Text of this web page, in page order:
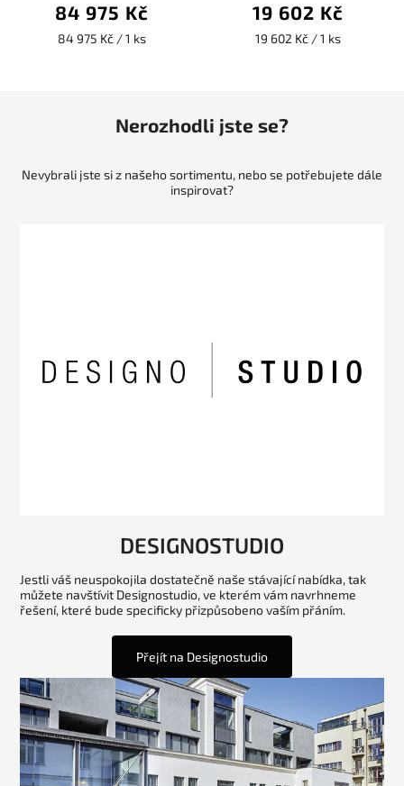
84 975 Kč
84 975 Kč / 1 ks
19 602 Kč
19 602 Kč / 1 ks
Nerozhodli jste se?
Nevybrali jste si z našeho sortimentu, nebo se potřebujete dále
inspirovat?
DESIGNOSTUDIO
Jestli váš neuspokojila dostatečně naše stávající nabídka, tak
můžete navštívit Designostudio, ve kterém vám navrhneme
řešení, které bude specificky přizpůsobeno vaším přáním.
Přejít na Designostudio